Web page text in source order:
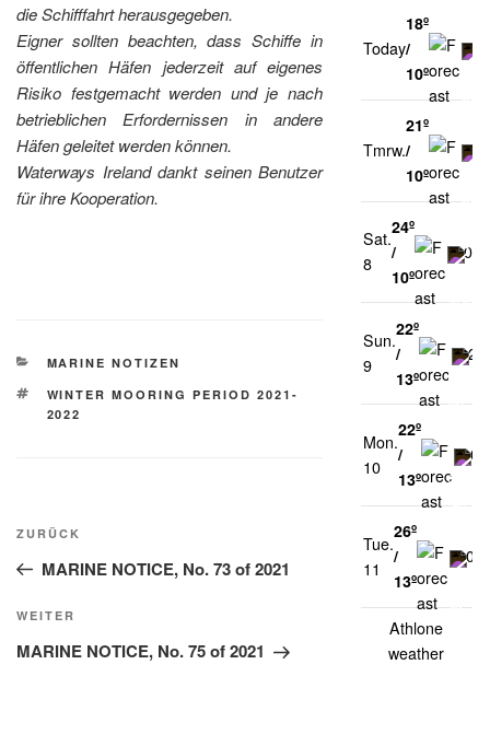
die Schifffahrt herausgegeben.
Eigner sollten beachten, dass Schiffe in
öffentlichen Häfen jederzeit auf eigenes
Risiko festgemacht werden und je nach
betrieblichen Erfordernissen in andere
Häfen geleitet werden können.
Waterways Ireland dankt seinen Benutzer
für ihre Kooperation.
KATEGORIEN
MARINE NOTIZEN
SCHLAGWÖRTER
WINTER MOORING PERIOD 2021-
2022
Beitragsnavigation
Vorheriger
Beitrag
ZURÜCK
MARINE NOTICE, No. 73 of 2021
Nächster
Beitrag
WEITER
MARINE NOTICE, No. 75 of 2021
Today
18º
/
10º
Tmrw.
21º
/
10º
Sat.
8
24º
/
10º
0%
Sun.
9
22º
/
13º
Mon.
10
22º
/
13º
Tue.
11
26º
/
13º
0%
Athlone
weather